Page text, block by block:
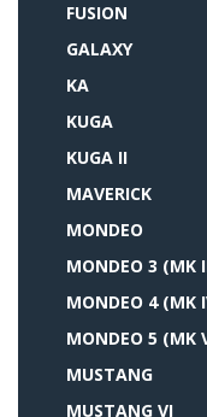
FUSION
GALAXY
KA
KUGA
KUGA II
MAVERICK
MONDEO
MONDEO 3 (MK
MONDEO 4 (MK
MONDEO 5 (MK
MUSTANG
MUSTANG VI